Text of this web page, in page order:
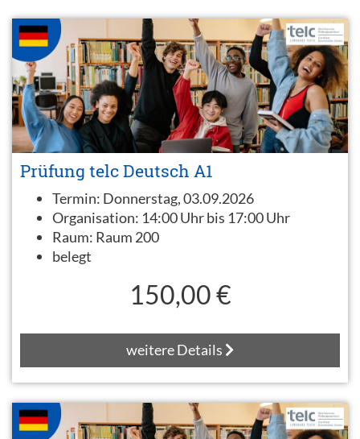
Prüfung telc Deutsch A1
Termin: Donnerstag, 03.09.2026
Organisation: 14:00 Uhr bis 17:00 Uhr
Raum: Raum 200
belegt
150,00 €
weitere Details